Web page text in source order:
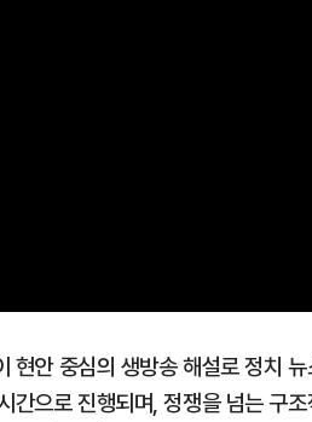
현안 중심의 생방송 해설로 정치
간으로 진행되며, 정쟁을 넘는 구